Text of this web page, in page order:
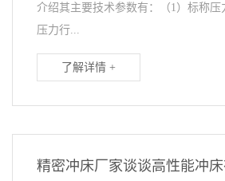
介绍其主要技术参数有：（1）标称压
压力行...
了解详情 +